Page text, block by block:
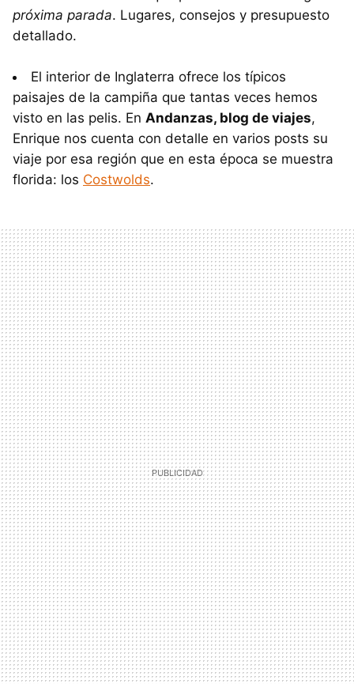
próxima parada. Lugares, consejos y presupuesto
detallado.
El interior de Inglaterra ofrece los típicos
paisajes de la campiña que tantas veces hemos
visto en las pelis. En Andanzas, blog de viajes,
Enrique nos cuenta con detalle en varios posts su
viaje por esa región que en esta época se muestra
florida: los Costwolds.